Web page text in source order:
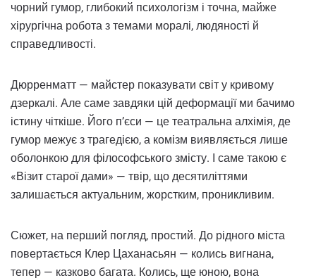
чорний гумор, глибокий психологізм і точна, майже
хірургічна робота з темами моралі, людяності й
справедливості.
Дюрренматт — майстер показувати світ у кривому
дзеркалі. Але саме завдяки цій деформації ми бачимо
істину чіткіше. Його п’єси — це театральна алхімія, де
гумор межує з трагедією, а комізм виявляється лише
оболонкою для філософського змісту. І саме такою є
«Візит старої дами» — твір, що десятиліттями
залишається актуальним, жорстким, проникливим.
Сюжет, на перший погляд, простий. До рідного міста
повертається Клер Цаханасьян — колись вигнана,
тепер — казково багата. Колись, ще юною, вона